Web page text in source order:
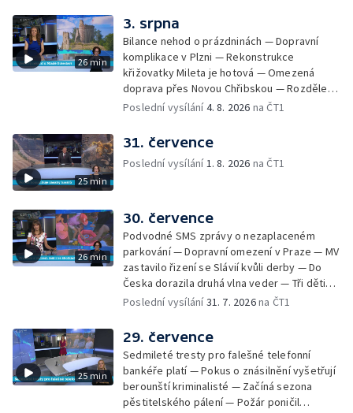
pastí na hmyz se chytají ptáci
zřítil strop — Požár lesa u šumavských
Nezdic — Modernizace úseku dálnice D8 —
Ocenění pro řidiče za záchranu ženy —
Skončily lhůty pro podání volebních listin —
Tři případy utonutí na jihu Čech — Na řece
Orlici nelze plout kvůli demolici mostu —
Čištění Karlova mostu — Porušování pravidel
borůvek na Šumavě — Revitalizovaný rybník
bez vody — Ruční výroba mozaiky pro
liberecký bazén
26 min
3. srpna
Bilance nehod o prázdninách — Dopravní
komplikace v Plzni — Rekonstrukce
křižovatky Mileta je hotová — Omezená
doprava přes Novou Chřibskou — Rozdělení
peněz ušetřených za rekultivace — Světový
Příbramsku hořel les — Na Novoborsku
dopadli žháře — Česko se potýký s
nedostatkem vody — Ochrana organismu
Nelegání hřbitov domácích mazlíčků — Státní
zastupitelství zrušilo trestní stíhání ženy z
Teplicka, kterou policie dříve obvinila z
týrání koček — Péče o seniory jako brigáda
— Po pádu stromů prověří alej odborníci —
Festival Hrady CZ poprvé na Hluboké
Poslední vysílání4. 8. 2026 na ČT1
25 min
31. července
Poslední vysílání 1. 8. 2026 na ČT1
26 min
30. července
Podvodné SMS zprávy o nezaplaceném
parkování — Dopravní omezení v Praze — MV
zastavilo řizení se Slávií kvůli derby — Do
Česka dorazila druhá vlna veder — Tři děti
zůstali v rozpáleném autě — Problém s
mraženými potravinami v horku — Slavnostní
vyřazení absolventů Univerzity obrany —
Zájem o obytné vozy roste — Praha má
novou servisní loď — Vidická samoobslužná
prodejna si na provoz vydělá — U jezera
Most začíná festival Let It Roll — Vyvrcholil
Poslední vysílání31. 7. 2026na ČT1
25 min
29. července
Sedmileté tresty pro falešné telefonní
bankéře platí — Pokus o znásilnění vyšetřují
berounští kriminalisté — Začíná sezona
pěstitelského pálení — Požár poničil